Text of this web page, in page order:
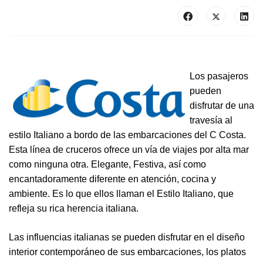
Los pasajeros
pueden
disfrutar de una
travesía al
estilo Italiano a bordo de las embarcaciones del C Costa.
Esta línea de cruceros ofrece un vía de viajes por alta mar
como ninguna otra. Elegante, Festiva, así como
encantadoramente diferente en atención, cocina y
ambiente. Es lo que ellos llaman el Estilo Italiano, que
refleja su rica herencia italiana.
Las influencias italianas se pueden disfrutar en el diseño
interior contemporáneo de sus embarcaciones, los platos